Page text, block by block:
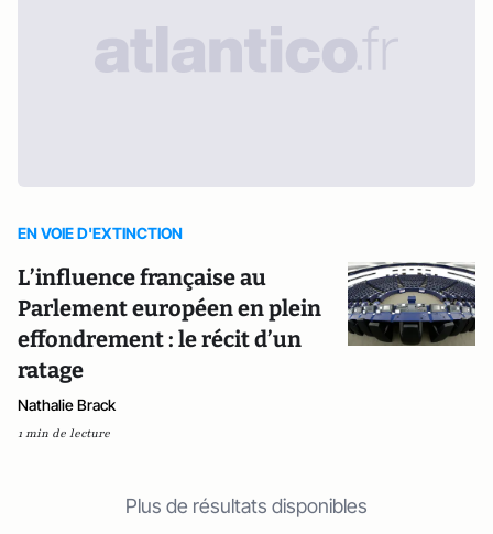
EN VOIE D'EXTINCTION
L’influence française au
Parlement européen en plein
effondrement : le récit d’un
ratage
Nathalie Brack
1 min de lecture
Plus de résultats disponibles